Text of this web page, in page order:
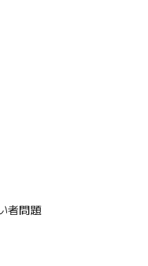
問題